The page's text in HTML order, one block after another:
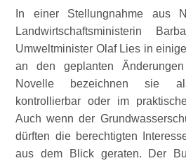
In einer Stellungnahme aus
Landwirtschaftsministerin
Umweltminister Olaf Lies in
an den geplanten
Novelle bezeichnen sie
kontrollierbar oder im
Auch wenn der
dürften die berechtigten
aus dem Blick geraten. Der